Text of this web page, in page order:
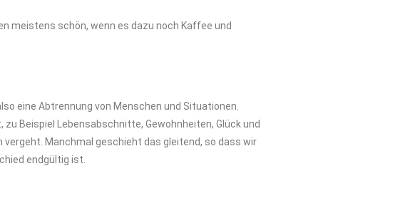
meistens schön, wenn es dazu noch Kaffee und
eine Abtrennung von Menschen und Situationen.
Beispiel Lebensabschnitte, Gewohnheiten, Glück und
vergeht. Manchmal geschieht das gleitend, so dass wir
endgültig ist.